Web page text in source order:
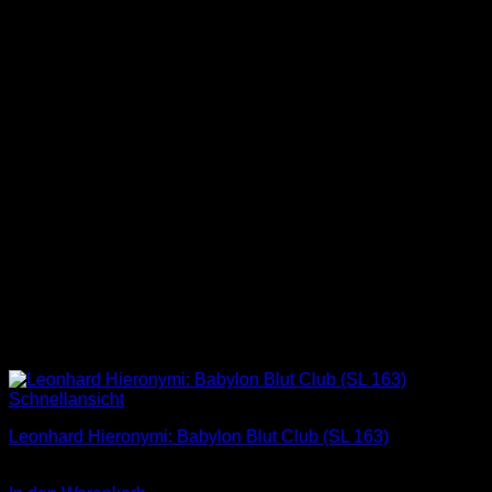
Schnellansicht
Leonhard Hieronymi: Babylon Blut Club (SL 163)